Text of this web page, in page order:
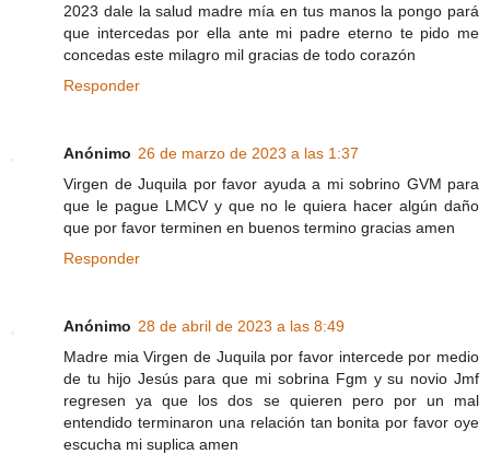
2023 dale la salud madre mía en tus manos la pongo pará
que intercedas por ella ante mi padre eterno te pido me
concedas este milagro mil gracias de todo corazón
Responder
Anónimo 26 de marzo de 2023 a las 1:37
Virgen de Juquila por favor ayuda a mi sobrino GVM para
que le pague LMCV y que no le quiera hacer algún daño
que por favor terminen en buenos termino gracias amen
Responder
Anónimo 28 de abril de 2023 a las 8:49
Madre mia Virgen de Juquila por favor intercede por medio
de tu hijo Jesús para que mi sobrina Fgm y su novio Jmf
regresen ya que los dos se quieren pero por un mal
entendido terminaron una relación tan bonita por favor oye
escucha mi suplica amen